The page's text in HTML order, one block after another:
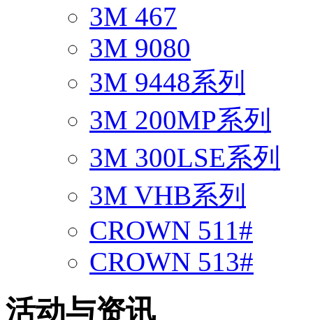
3M 467
3M 9080
3M 9448系列
3M 200MP系列
3M 300LSE系列
3M VHB系列
CROWN 511#
CROWN 513#
活动与资讯